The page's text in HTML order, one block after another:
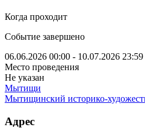
Когда проходит
Событие завершено
06.06.2026 00:00 - 10.07.2026 23:59
Место проведения
Не указан
Мытищи
Мытищинский историко-
Адрес